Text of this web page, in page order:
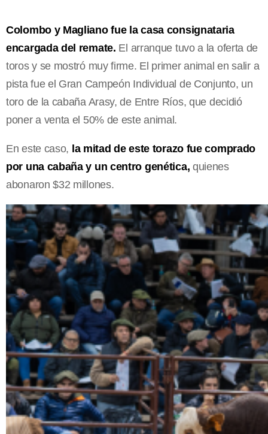
Colombo y Magliano fue la casa consignataria
encargada del remate. El arranque tuvo a la oferta de
toros y se mostró muy firme. El primer animal en salir a
pista fue el Gran Campeón Individual de Conjunto, un
toro de la cabaña Arasy, de Entre Ríos, que decidió
poner a venta el 50% de este animal.
En este caso, la mitad de este torazo fue comprado
por una cabaña y un centro genética, quienes
abonaron $32 millones.